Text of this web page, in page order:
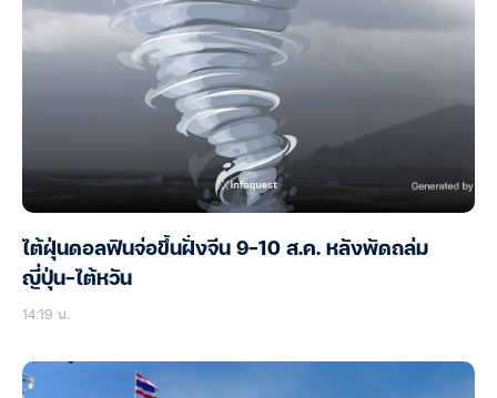
ไต้ฝุ่นดอลฟินจ่อขึ้นฝั่งจีน 9-10 ส.ค. หลังพัดถล่ม
ญี่ปุ่น-ไต้หวัน
14:19 น.